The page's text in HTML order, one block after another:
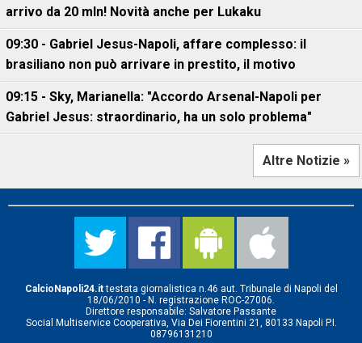
arrivo da 20 mln! Novità anche per Lukaku
09:30 - Gabriel Jesus-Napoli, affare complesso: il
brasiliano non può arrivare in prestito, il motivo
09:15 - Sky, Marianella: "Accordo Arsenal-Napoli per
Gabriel Jesus: straordinario, ha un solo problema"
Altre Notizie »
CalcioNapoli24.ittestata giornalistica n.46 aut. Tribunale di Napoli del
18/06/2010 - N. registrazione ROC-27006.
Direttore responsabile: Salvatore Passante
Social Multiservice Cooperativa, Via Dei Fiorentini 21, 80133 Napoli P.I.
08796131210